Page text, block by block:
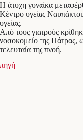
Η άτυχη γυναίκα
Κέντρο υγείας
υγείας.
Από τους γιατρούς
νοσοκομείο της Πάτρας,
τελευταία της πνοή.
πηγή